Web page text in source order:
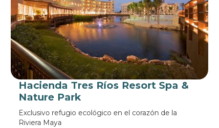
Hacienda Tres Ríos Resort Spa &
Nature Park
Exclusivo refugio ecológico en el corazón de la
Riviera Maya